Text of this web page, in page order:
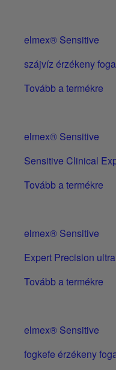
elmex® Sensitive
szájvíz érzékeny
Tovább a termékre
elmex® Sensitive
Sensitive Clinical
Tovább a termékre
elmex® Sensitive
Expert Precision
Tovább a termékre
elmex® Sensitive
fogkefe érzékeny